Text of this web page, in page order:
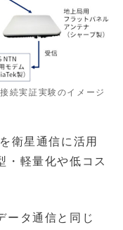
続実証実験のイメージ
衛星通信に活用
・軽量化や低コス
ータ通信と同じ